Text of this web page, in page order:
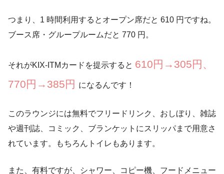
つまり、1 時間利用するとオープン席だと 610 円ですね。
ブース席・グループルームだと 770 円。
それがKIX-ITMカードを提示すると 610円→305円、
770円→385円
になるんです！
このラウンジには無料でフリードリンク、おしぼり、雑誌
や週刊誌、コミック、ブランケットにスリッパまで用意さ
れています。もちろんトイレもあります。
また、有料ですが、シャワー、コピー機、フードメニュー